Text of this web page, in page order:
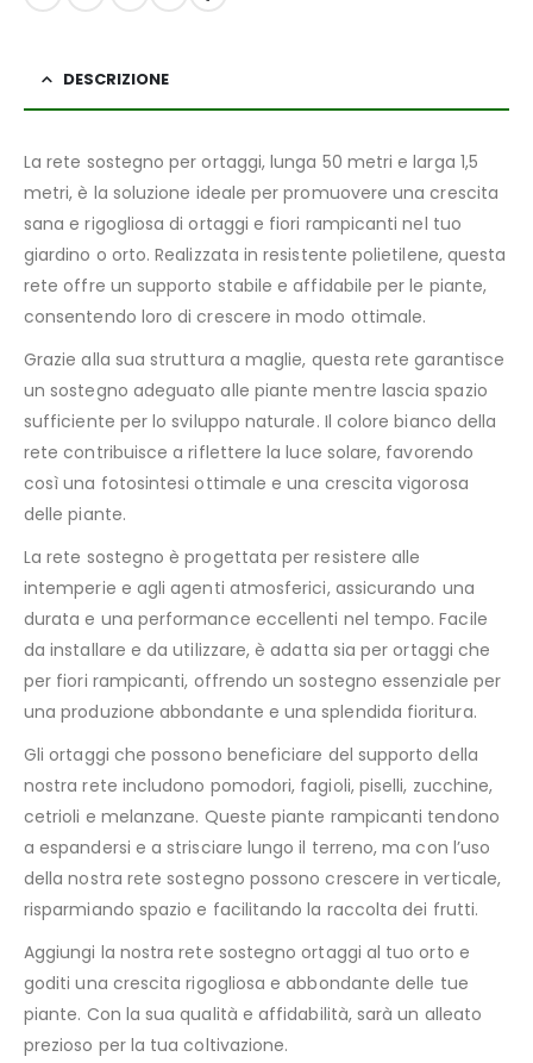
DESCRIZIONE
La rete sostegno per ortaggi, lunga 50 metri e larga 1,5
metri, è la soluzione ideale per promuovere una crescita
sana e rigogliosa di ortaggi e fiori rampicanti nel tuo
giardino o orto. Realizzata in resistente polietilene, questa
rete offre un supporto stabile e affidabile per le piante,
consentendo loro di crescere in modo ottimale.
Grazie alla sua struttura a maglie, questa rete garantisce
un sostegno adeguato alle piante mentre lascia spazio
sufficiente per lo sviluppo naturale. Il colore bianco della
rete contribuisce a riflettere la luce solare, favorendo
così una fotosintesi ottimale e una crescita vigorosa
delle piante.
La rete sostegno è progettata per resistere alle
intemperie e agli agenti atmosferici, assicurando una
durata e una performance eccellenti nel tempo. Facile
da installare e da utilizzare, è adatta sia per ortaggi che
per fiori rampicanti, offrendo un sostegno essenziale per
una produzione abbondante e una splendida fioritura.
Gli ortaggi che possono beneficiare del supporto della
nostra rete includono pomodori, fagioli, piselli, zucchine,
cetrioli e melanzane. Queste piante rampicanti tendono
a espandersi e a strisciare lungo il terreno, ma con l’uso
della nostra rete sostegno possono crescere in verticale,
risparmiando spazio e facilitando la raccolta dei frutti.
Aggiungi la nostra rete sostegno ortaggi al tuo orto e
goditi una crescita rigogliosa e abbondante delle tue
piante. Con la sua qualità e affidabilità, sarà un alleato
prezioso per la tua coltivazione.